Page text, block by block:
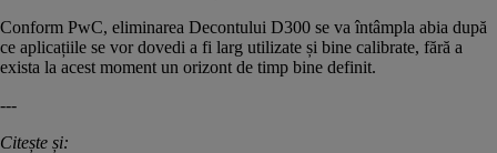
Conform PwC, eliminarea Decontului D300 se va întâmpla abia după
ce aplicațiile se vor dovedi a fi larg utilizate și bine calibrate, fără a
exista la acest moment un orizont de timp bine definit.
---
Citește și: